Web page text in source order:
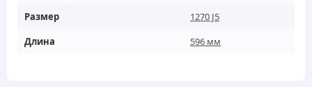
Размер
1270 J5
Длина
596 мм